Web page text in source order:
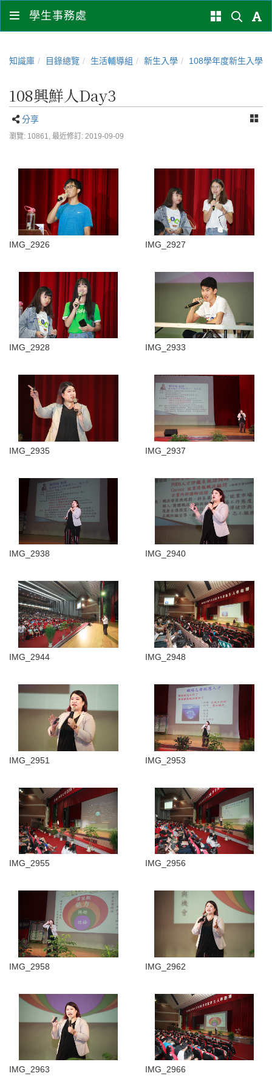
學生事務處
知識庫 目錄總覽 生活輔導組 新生入學 108學年度新生入學
108興鮮人Day3
分享
瀏覽: 10861, 最近修訂: 2019-09-09
IMG_2926 IMG_2927
IMG_2928 IMG_2933
IMG_2935 IMG_2937
IMG_2938 IMG_2940
IMG_2944 IMG_2948
IMG_2951 IMG_2953
IMG_2955 IMG_2956
IMG_2958 IMG_2962
IMG_2963 IMG_2966